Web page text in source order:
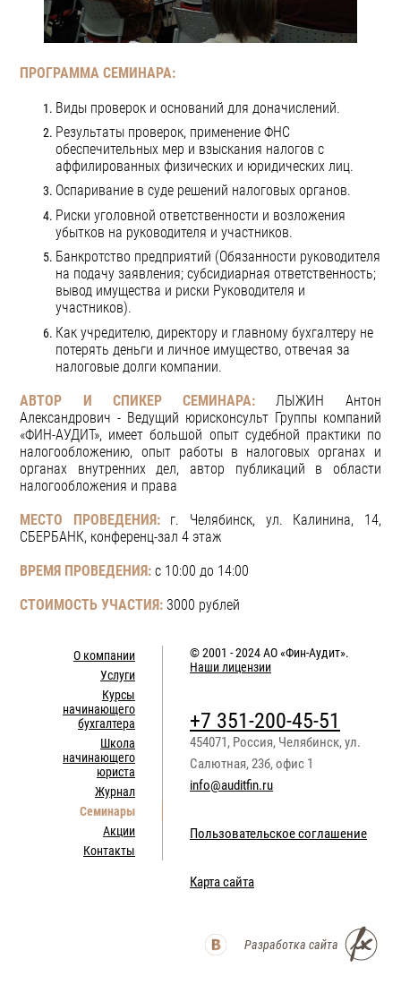
ПРОГРАММА СЕМИНАРА:
Виды проверок и оснований для доначислений.
Результаты проверок, применение ФНС
обеспечительных мер и взыскания налогов с
аффилированных физических и юридических лиц.
Оспаривание в суде решений налоговых органов.
Риски уголовной ответственности и возложения
убытков на руководителя и участников.
Банкротство предприятий (Обязанности руководителя
на подачу заявления; субсидиарная ответственность;
вывод имущества и риски Руководителя и
участников).
Как учредителю, директору и главному бухгалтеру не
потерять деньги и личное имущество, отвечая за
налоговые долги компании.
АВТОР И СПИКЕР СЕМИНАРА: ЛЫЖИН Антон
Александрович - Ведущий юрисконсульт Группы компаний
«ФИН-АУДИТ», имеет большой опыт судебной практики по
налогообложению, опыт работы в налоговых органах и
органах внутренних дел, автор публикаций в области
налогообложения и права
МЕСТО ПРОВЕДЕНИЯ:г. Челябинск, ул. Калинина, 14,
СБЕРБАНК, конференц-зал 4 этаж
ВРЕМЯ ПРОВЕДЕНИЯ: с 10:00 до 14:00
СТОИМОСТЬ УЧАСТИЯ: 3000 рублей
О компании
Услуги
Курсы
начинающего
бухгалтера
Школа
начинающего
юриста
Журнал
Семинары
Акции
Контакты
© 2001 - 2024АО «Фин-Аудит».
Наши лицензии
+7 351-200-45-51
454071, Россия, Челябинск,ул.
Салютная, 23б, офис 1
info@auditfin.ru
Пользовательское соглашение
Карта сайта
Разработка сайта